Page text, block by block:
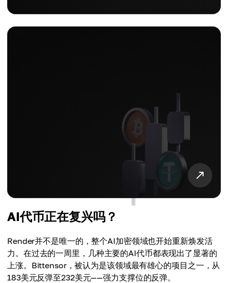
AI代币正在复兴吗？
Render并不是唯一的，整个AI加密领域也开始重新焕发活
力。在过去的一周里，几种主要的AI代币都表现出了显著的
上涨。Bittensor，被认为是该领域最有雄心的项目之一，从
183美元反弹至232美元——强力支撑位的反弹。